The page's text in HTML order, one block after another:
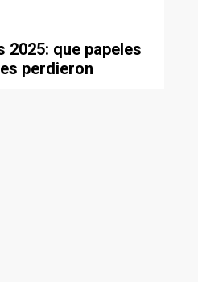
que papeles
perdieron